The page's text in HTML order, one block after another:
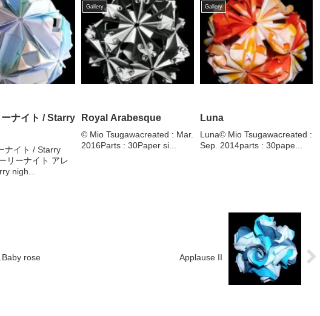
ナイト / Starry
ナイト / Starry
リーナイト アレ
nigh...
Gallery
Royal Arabesque
© Mio Tsugawacreated : Mar.
2016Parts : 30Paper si...
Gallery
Luna
Luna© Mio Tsugawacreated :
Sep. 2014parts : 30pape...
rose Applause II